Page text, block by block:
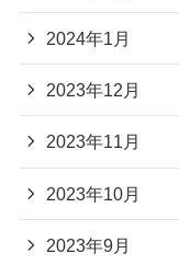
2024年1月
2023年12月
2023年11月
2023年10月
2023年9月